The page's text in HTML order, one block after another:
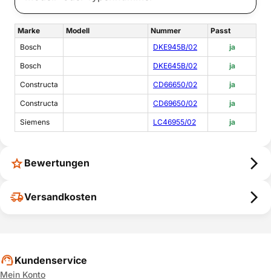
Marke Modell Nummer
Passt
Bosch
DKE945B/02 ja
Bosch DKE645B/02 ja
Constructa CD66650/02 ja
Constructa CD69650/02 ja
Siemens LC46955/02 ja
Bewertungen
Versandkosten
Kundenservice
Mein Konto